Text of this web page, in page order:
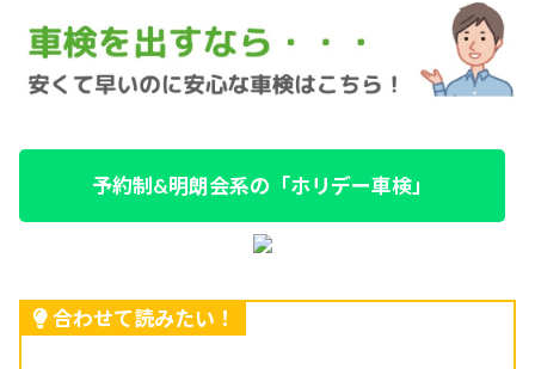
予約制&明朗会系の「ホリデー車検」
合わせて読みたい！